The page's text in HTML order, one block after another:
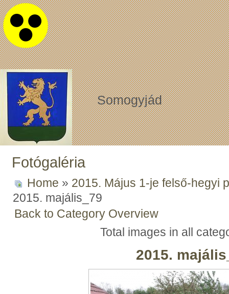
Somogyjád
Fotógaléria
Home » 2015. Május 1-je felső-hegyi
2015. majális_79
Back to Category Overview
Total images in all
2015.